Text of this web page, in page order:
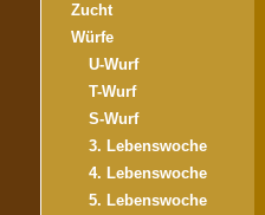
Zucht
Würfe
U-Wurf
T-Wurf
S-Wurf
3. Lebenswoche
4. Lebenswoche
5. Lebenswoche